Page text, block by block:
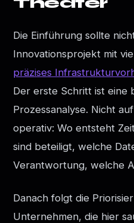
Die Einführung sollte
Innovationsprojekt mit
präzises
Der erste Schritt ist eine
Prozessanalyse. Nicht
operativ: Wo entsteht
sind beteiligt, welche
Verantwortung, welche
Danach folgt die
Unternehmen, die hier